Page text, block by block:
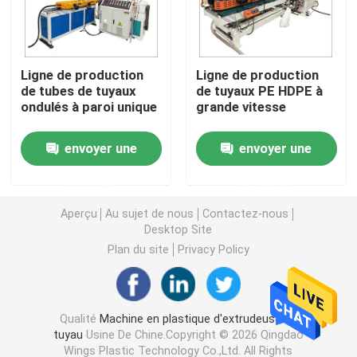
Machine d'extrudeuse de tuyau de PVC
Chaîne de production de tuyau de PPR
Machine d'extrudeuse de tuyau de PE
Machine d'extrusion de bande d'ANIMAL FAMILIER
Pp attachent la chaîne de production
Machine en plastique d'extrudeuse de feuille
Ligne de production
de tubes de tuyaux
ondulés à paroi unique
envoyer une
Ligne de production
de tuyaux PE HDPE à
grande vitesse
envoyer une
Aperçu Au sujet de nous
Contactez-nous
Desktop Site
Plan du site
Privacy Policy
Qualité Machine en plastique d'extrudeuse de
tuyau Usine De Chine.Copyright © 2026 Qingdao
Wings Plastic Technology Co.,Ltd. All Rights